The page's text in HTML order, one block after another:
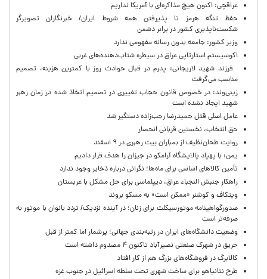
عراقچی: اکنون هیچ مذاکره‌ای با آمریکا نداریم
حفظ تنگه هرمز تا پذیرفتن همه شروط ایران/ خبرنگاران تصویرگر
شکست‌ناپذیری کشور در برابر دشمن
وزیر کشور: جامعه بدون رسانه مفهومی ندارد
اکوسیستم استارتاپی عراق در سیطره شتاب‌دهنده‌‌های غربی
فرزند شهید لاریجانی: پدرم در قبال حوادث روز با کمترین هزینه، تصمیم
مناسب می‌گرفت
زینی‌وند: در خصوص قانون حجاب تغییری در تصمیم اتخاذ شده در زمان رهبر
شهید ایجاد نشده است
عامل اصلی قتل حمیدرضا رجب‌زاده دستگیر شد
حق انتخاب، نخستین قربانی انحصار
روایت طحان‌نظیف از بمباران بیت رهبری در ۹ اسفند
یمن: با پهپاد پالایشگاه آرامکو در جیزان را هدف قرار دادیم
تأمین کالاهای اساسی برای ماه‌ها؛ نگرانی درباره ذخایر وجود ندارد
راهکار جنبش النجباء عراق، دیپلماسی برای حل مشکل با عربستان
ویتکاف و کوشنر «ممکن است» به مسکو بروند
صدورگواهینامه موتورسیکلت برای زنان؛ در آینده نزدیک/ تردد بانوان با موتور به‌
صرفه‌تر است
وضعیت دانشگاه‌های ایران در رتبه‌بندی جهانی؛ پرشمار اما کمتر از قبل
حریق در شهرک صنعتی نصیرآباد تاکنون ۴ مصدوم داشته است
کالابرگ در فروشگاه‌های بزرگ هم از کار افتاد
طرح نتانیاهو برای ساخت شهری تحت سلطه اسرائیل در جنوب غزه